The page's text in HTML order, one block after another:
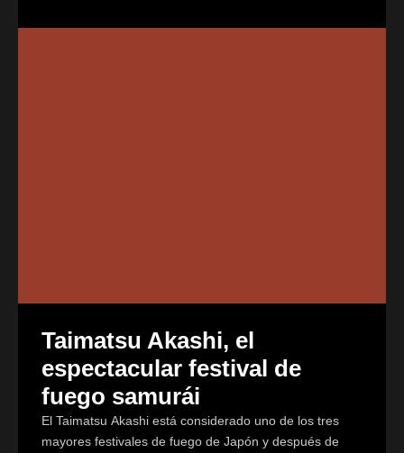
Taimatsu Akashi, el
espectacular festival de
fuego samurái
El Taimatsu Akashi está considerado uno de los tres
mayores festivales de fuego de Japón y después de